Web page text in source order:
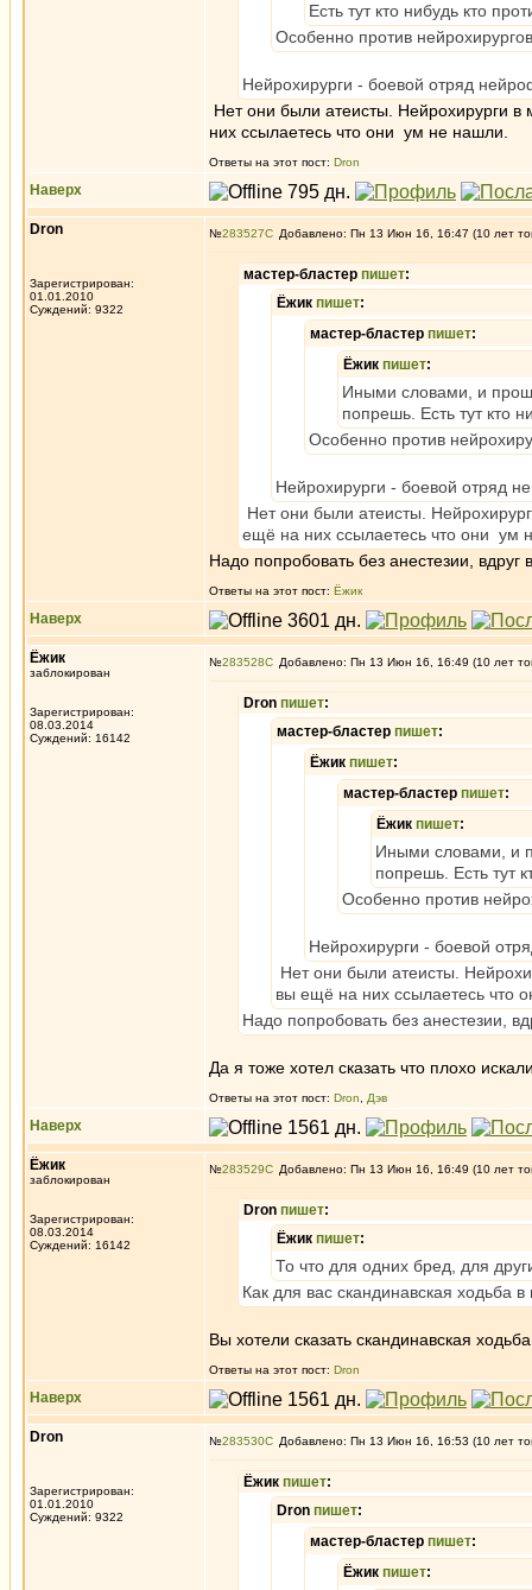
Есть тут кто нибудь кто
Особенно против
Нейрохирурги - боевой отряд
Нет они были атеисты. Нейрохирурги в
них ссылаетесь что они ум не нашли.
Ответы на этот пост: Dron
Наверх
Dron
Зарегистрирован:
01.01.2010
Суждений: 9322
№283527 Добавлено: Пн 13 Июн 16, 16:47 (10 лет
мастер-бластер пишет:
Ёжик пишет:
мастер-бластер пишет:
Ёжик пишет:
Иными словами, и
попрешь. Есть тут кто
Особенно против
Нейрохирурги - боевой отряд
Нет они были атеисты.
ещё на них ссылаетесь что они ум
Надо попробовать без анестезии,
Ответы на этот пост: Ёжик
Наверх
Ёжик
заблокирован
Зарегистрирован:
08.03.2014
Суждений: 16142
№283528 Добавлено: Пн 13 Июн 16, 16:49 (10 лет
Dron пишет:
мастер-бластер пишет:
Ёжик пишет:
мастер-бластер пишет:
Ёжик пишет:
Иными словами, и
попрешь. Есть тут
Особенно против
Нейрохирурги - боевой
Нет они были атеисты.
вы ещё на них ссылаетесь что
Надо попробовать без анестезии,
Да я тоже хотел сказать что плохо
Ответы на этот пост: Dron Дэв
Наверх
Ёжик
заблокирован
Зарегистрирован:
08.03.2014
Суждений: 16142
№283529 Добавлено: Пн 13 Июн 16, 16:49 (10 лет
Dron пишет:
Ёжик пишет:
То что для одних бред, для
Как для вас скандинавская ходьба в
Вы хотели сказать скандинавская
Ответы на этот пост: Dron
Наверх
Dron
Зарегистрирован:
01.01.2010
Суждений: 9322
№283530 Добавлено: Пн 13 Июн 16, 16:53 (10 лет
Ёжик пишет:
Dron пишет:
мастер-бластер пишет:
Ёжик пишет: